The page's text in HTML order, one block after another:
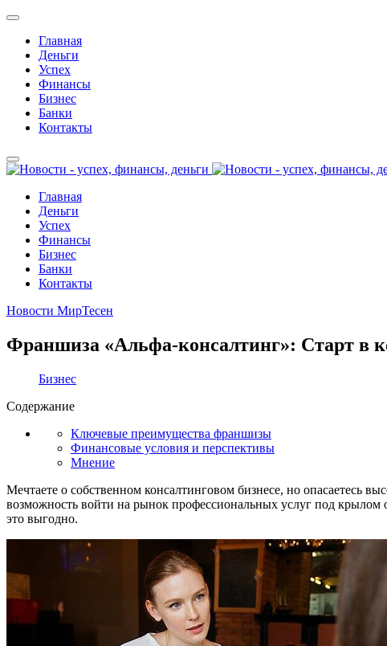
Главная
Деньги
Успех
Финансы
Бизнес
Банки
Контакты
Главная
Деньги
Успех
Финансы
Бизнес
Банки
Контакты
Новости МирТесен
Франшиза «Альфа-консалтинг»: Старт в
Бизнес
Содержание
Ключевые преимущества франшизы
Финансовые условия и перспективы
Мнение
Мечтаете о собственном консалтинговом бизнесе, но опасаетесь
возможность войти на рынок профессиональных услуг под крылом
это выгодно.